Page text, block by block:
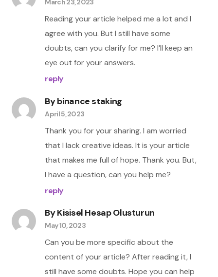
March 23, 2023
Reading your article helped me a lot and I
agree with you. But I still have some
doubts, can you clarify for me? I’ll keep an
eye out for your answers.
reply
Bybinance staking
April 5, 2023
Thank you for your sharing. I am worried
that I lack creative ideas. It is your article
that makes me full of hope. Thank you. But,
I have a question, can you help me?
reply
ByKisisel Hesap Olusturun
May 10, 2023
Can you be more specific about the
content of your article? After reading it, I
still have some doubts. Hope you can help